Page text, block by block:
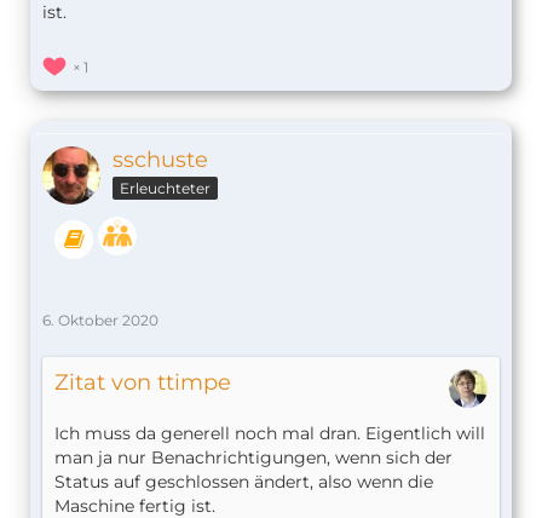
ist.
1
sschuste
Erleuchteter
6. Oktober 2020
Zitat von ttimpe
Ich muss da generell noch mal dran. Eigentlich will
man ja nur Benachrichtigungen, wenn sich der
Status auf geschlossen ändert, also wenn die
Maschine fertig ist.